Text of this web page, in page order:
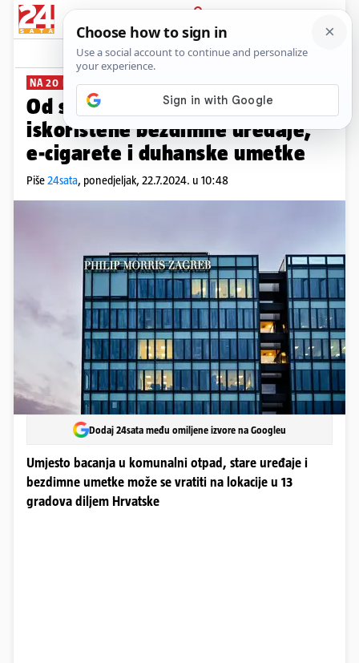
PRIJAVA
News Komentari
NA 20 LOKACIJA
Od sada je moguće reciklirati
iskorištene bezdimne uređaje,
e-cigarete i duhanske umetke
Piše24sata, ponedjeljak, 22.7.2024. u 10:48
Dodaj 24sata među omiljene izvore na Googleu
Umjesto bacanja u komunalni otpad, stare uređaje i
bezdimne umetke može se vratiti na lokacije u 13
gradova diljem Hrvatske